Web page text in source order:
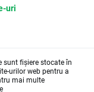
uri
sunt fișiere stocate în
urilor web pentru a
mai multe